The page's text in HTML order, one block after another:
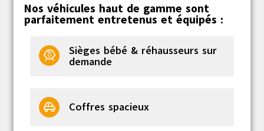
Nos véhicules haut de gamme sont
parfaitement entretenus et équipés :
Sièges bébé & réhausseurs sur
demande
Coffres spacieux